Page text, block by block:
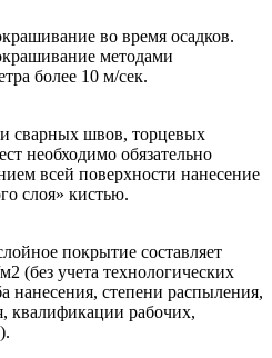
во время осадков.
методами
более 10 м/сек.
сварных швов, торцевых
необходимо обязательно
всей поверхности нанесение
слоя» кистью.
покрытие составляет
(без учета технологических
нанесения, степени распыления,
квалификации рабочих,